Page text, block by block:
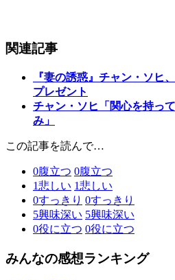
関連記事
『妻の誘惑』チャン・ソヒ
プレゼント
チャン・ソヒ「関心を持っ
み」
この記事を読んで…
0腹立つ 0腹立つ
1悲しい 1悲しい
0すっきり 0すっきり
5興味深い 5興味深い
0役に立つ 0役に立つ
みんなの感想ランキング